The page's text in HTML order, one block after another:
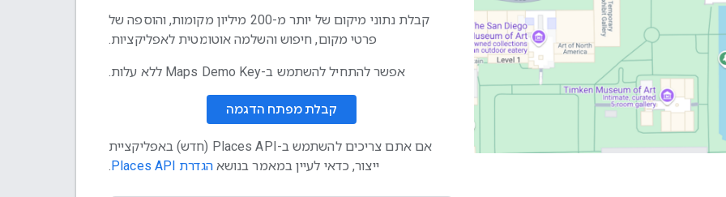
קבלת נתוני מיקום של יותר מ-200 מיליון מקומות, והוספה של
פרטי מקום, חיפוש והשלמה אוטומטית לאפליקציות.
אפשר להתחיל להשתמש ב-Maps Demo Key ללא עלות.
קבלת מפתח הדגמה
אם אתם צריכים להשתמש ב-Places API (חדש) באפליקציית
ייצור, כדאי לעיין במאמר בנושאהגדרת Places API .